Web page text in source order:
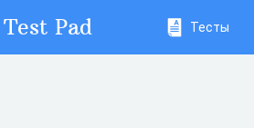
Pad Тесты